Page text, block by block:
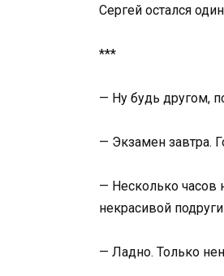
Сергей остался
***
— Ну будь другом,
— Экзамен завтра.
— Несколько часов
некрасивой
— Ладно. Только